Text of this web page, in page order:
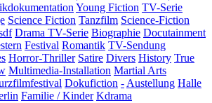
Young Fiction TV-Serie
Science Fiction Tanzfilm Science-Fiction
Drama TV-Serie Biographie Docutainment
Festival Romantik TV-Sendung
Horror-Thriller Satire Divers History True
Multimedia-Installation Martial Arts
Dokufiction - Austellung Halle
Familie / Kinder Kdrama